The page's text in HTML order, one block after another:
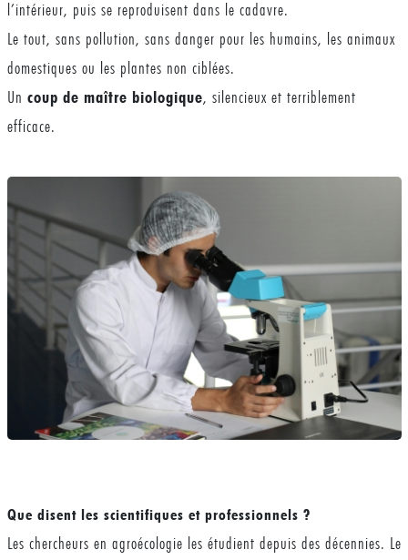
l’intérieur, puis se reproduisent dans le cadavre.
Le tout, sans pollution, sans danger pour les humains, les animaux
domestiques ou les plantes non ciblées.
Un coup de maître biologique, silencieux et terriblement
efficace.
Que disent les scientifiques et professionnels ?
Les chercheurs en agroécologie les étudient depuis des décennies. Le